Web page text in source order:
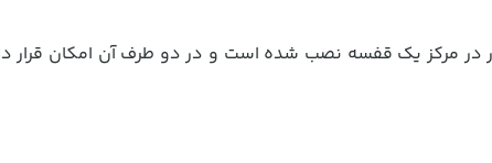
در مرکز یک قفسه نصب شده است و در دو طرف آن امکان قرار